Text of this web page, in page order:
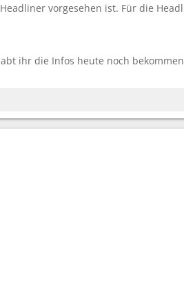
vorgesehen ist. Für die
ihr die Infos heute noch